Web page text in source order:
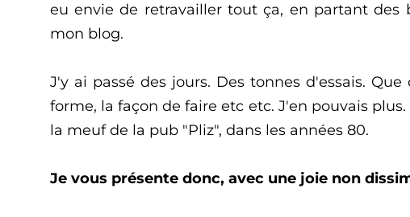
eu envie de retravailler tout ça, en partant des
mon blog.
J'y ai passé des jours. Des tonnes d'essais.
forme, la façon de faire etc etc. J'en pouvais
la meuf de la pub "Pliz", dans les années 80.
Je vous présente donc, avec une joie non